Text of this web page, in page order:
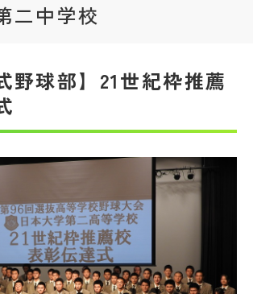
情報
らせ
二中学校
野球部】21世紀枠推薦